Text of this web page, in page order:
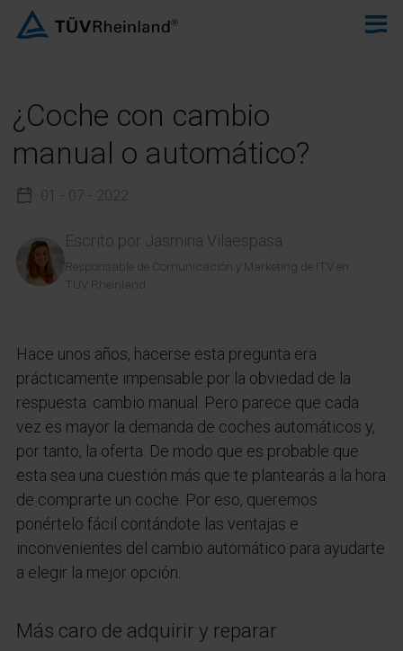
¿Coche con cambio
manual o automático?
01 - 07 - 2022
Escrito por Jasmina Vilaespasa
Responsable de Comunicación y Marketing de ITV en
TÜV Rheinland
Hace unos años, hacerse esta pregunta era
prácticamente impensable por la obviedad de la
respuesta: cambio manual. Pero parece que cada
vez es mayor la demanda de coches automáticos y,
por tanto, la oferta. De modo que es probable que
esta sea una cuestión más que te plantearás a la hora
de comprarte un coche. Por eso, queremos
ponértelo fácil contándote las ventajas e
inconvenientes del cambio automático para ayudarte
a elegir la mejor opción.
Más caro de adquirir y reparar